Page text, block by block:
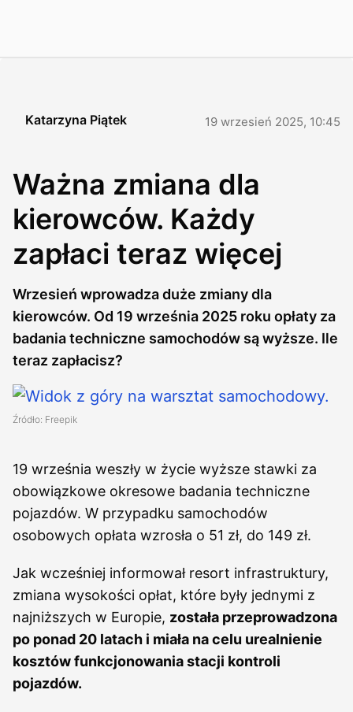
Katarzyna Piątek 19 wrzesień 2025, 10:45
Ważna zmiana dla
kierowców. Każdy
zapłaci teraz więcej
Wrzesień wprowadza duże zmiany dla
kierowców. Od 19 września 2025 roku opłaty za
badania techniczne samochodów są wyższe. Ile
teraz zapłacisz?
Źródło: Freepik
19 września weszły w życie wyższe stawki za
obowiązkowe okresowe badania techniczne
pojazdów. W przypadku samochodów
osobowych opłata wzrosła o 51 zł, do 149 zł.
Jak wcześniej informował resort infrastruktury,
zmiana wysokości opłat, które były jednymi z
najniższych w Europie, została przeprowadzona
po ponad 20 latach i miała na celu urealnienie
kosztów funkcjonowania stacji kontroli
pojazdów.